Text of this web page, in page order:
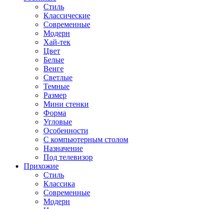
Стиль
Классические
Современные
Модерн
Хай-тек
Цвет
Белые
Венге
Светлые
Темные
Размер
Мини стенки
Форма
Угловые
Особенности
С компьютерным столом
Назначение
Под телевизор
Прихожие
Стиль
Классика
Современные
Модерн